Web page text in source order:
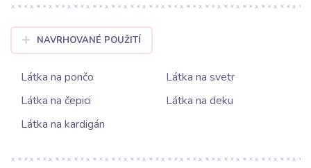
NAVRHOVANÉ POUŽITÍ
Látka na pončo
Látka na svetr
Látka na čepici
Látka na deku
Látka na kardigán